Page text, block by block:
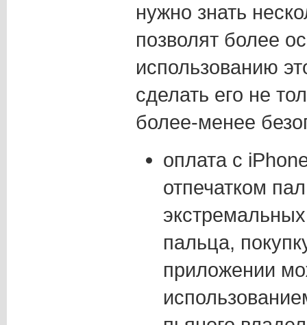
нужно знать
позволят более
использованию
сделать его не
более-менее
оплата с
отпечатком
пальца,
приложении